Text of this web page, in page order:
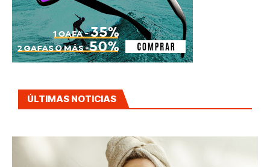
ÚLTIMAS NOTICIAS